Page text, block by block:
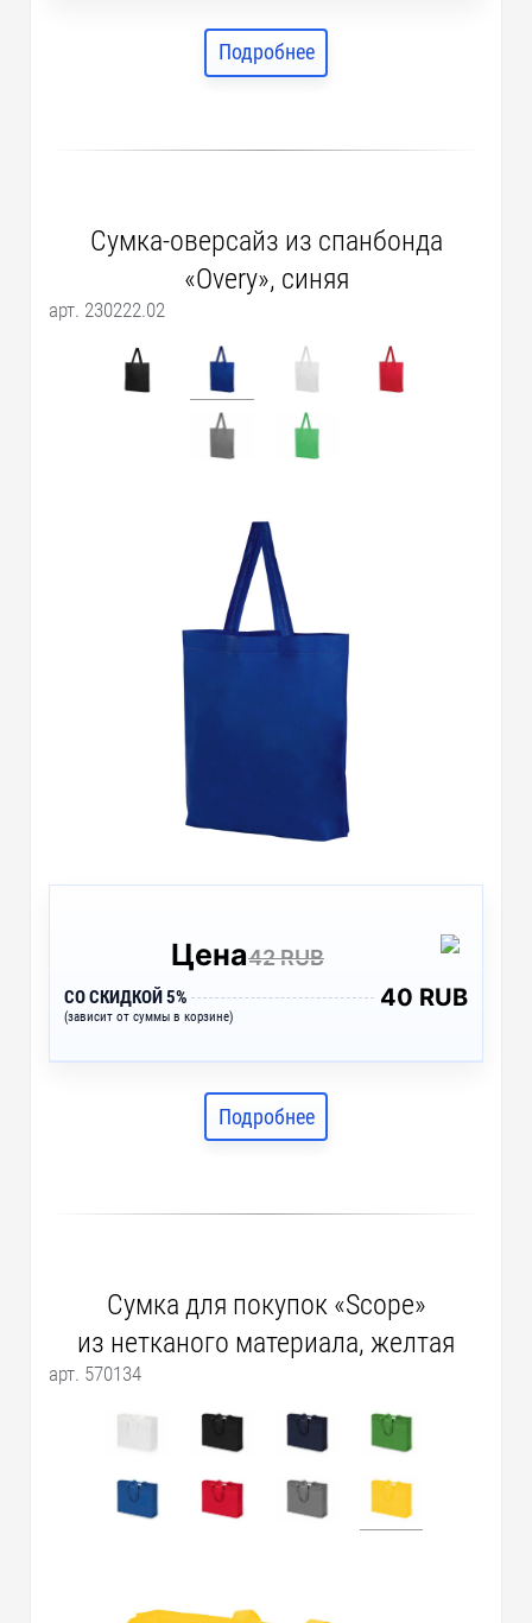
Подробнее
Сумка-оверсайз из спанбонда
«Overy», синяя
арт. 230222.02
Цена42 RUB
СО СКИДКОЙ 5%
(зависит от суммы в корзине)
40 RUB
Подробнее
Сумка для покупок «Scope»
из нетканого материала, желтая
арт. 570134